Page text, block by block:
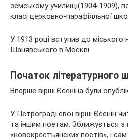
земському училищі(1904-1909),
класі церковно-парафіяльної
У 1913 році вступив до міського
Шанявського в Москві.
Початок літературного
Вперше вірші Єсеніна були
У Петрограді свої вірші Єсенін
та іншим поетам. Зближується з
«новокрестьянских поетів», і